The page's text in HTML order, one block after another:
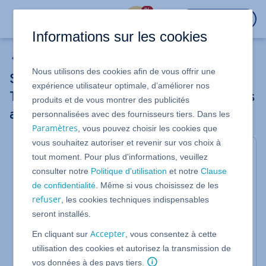
%
Service de conception de sites Web :
Télécharger des fichiers et des documents
avec le Centre de téléchargement
Valable pour le Service de conception de sites Web
Le centre de téléchargement vous permet de
télécharger les fichiers nécessaires, tels que les
logos d'entreprise, les images ou les documents,
afin de les utiliser pour votre site web. Cet article
vous explique comment utiliser le centre de
téléchargement.
Informations sur les cookies
Nous utilisons des cookies afin de vous offrir une
expérience utilisateur optimale, d’améliorer nos
produits et de vous montrer des publicités
personnalisées avec des fournisseurs tiers. Dans les
Paramètres , vous pouvez choisir les cookies que
vous souhaitez autoriser et revenir sur vos choix à
tout moment. Pour plus d'informations, veuillez
consulter notre Politique d'utilisation et notreClause
de confidentialité . Même si vous choisissez de les
refuser , les cookies techniques indispensables
seront installés.
En cliquant surAccepter , vous consentez à cette
utilisation des cookies et autorisez la transmission de
vos données à des pays tiers.